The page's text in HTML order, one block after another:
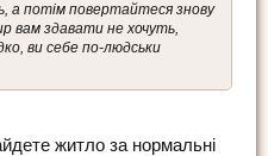
а потім повертайтеся знову
вам здавати не хочуть,
ви себе по-людськи
житло за нормальні